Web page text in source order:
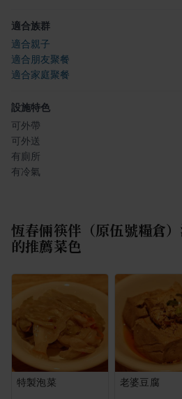
適合族群
適合親子
適合朋友聚餐
適合家庭聚餐
設施特色
可外帶
可外送
有廁所
有冷氣
恆春倆筷伴（原伍號糧倉
的推薦菜色
特製泡菜 老婆豆腐